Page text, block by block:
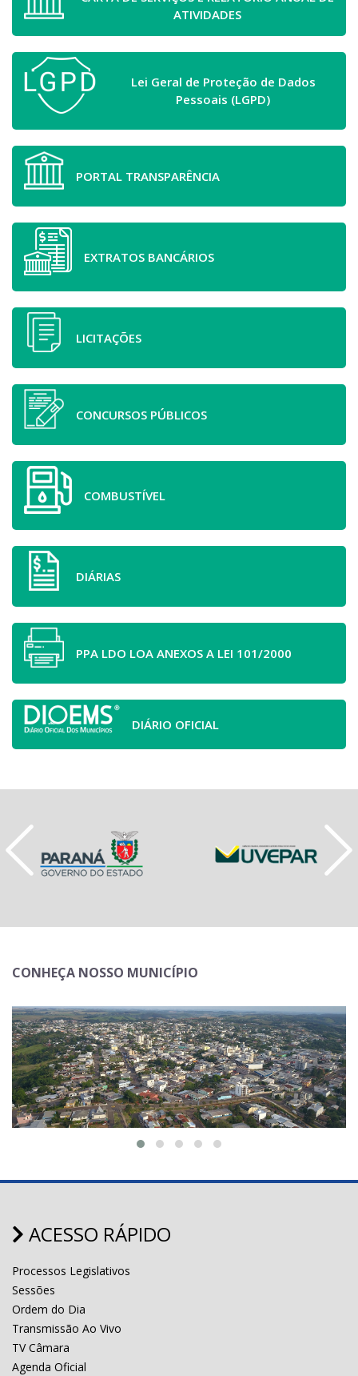
ATIVIDADES
Lei Geral de Proteção de Dados
Pessoais (LGPD)
PORTAL TRANSPARÊNCIA
EXTRATOS BANCÁRIOS
LICITAÇÕES
CONCURSOS PÚBLICOS
COMBUSTÍVEL
DIÁRIAS
PPA LDO LOA ANEXOS A LEI 101/2000
DIÁRIO OFICIAL
CONHEÇA NOSSO MUNICÍPIO
ACESSO RÁPIDO
Processos Legislativos
Sessões
Ordem do Dia
Transmissão Ao Vivo
TV Câmara
Agenda Oficial